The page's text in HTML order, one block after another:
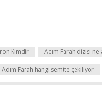
Kimdir Adım Farah dizisi ne
Adım Farah hangi semtte çekiliyor